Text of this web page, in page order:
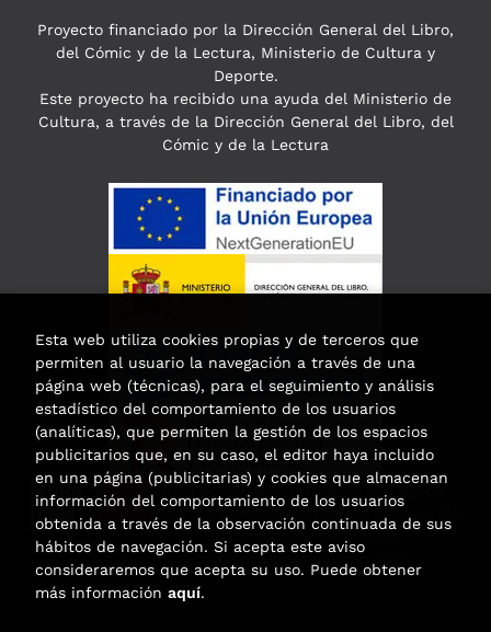
Proyecto financiado por la Dirección General del Libro,
del Cómic y de la Lectura, Ministerio de Cultura y
Deporte.
Este proyecto ha recibido una ayuda del Ministerio de
Cultura, a través de la Dirección General del Libro, del
Cómic y de la Lectura
Esta actividad ha recibido una ayuda
para la modernización de las librerías de
la Comunidad de Madrid
correspondiente al año 2025.
Esta web utiliza cookies propias y de terceros que
permiten al usuario la navegación a través de una
página web (técnicas), para el seguimiento y análisis
estadístico del comportamiento de los usuarios
(analíticas), que permiten la gestión de los espacios
publicitarios que, en su caso, el editor haya incluido
en una página (publicitarias) y cookies que almacenan
información del comportamiento de los usuarios
obtenida a través de la observación continuada de sus
hábitos de navegación. Si acepta este aviso
consideraremos que acepta su uso. Puede obtener
más información aquí.